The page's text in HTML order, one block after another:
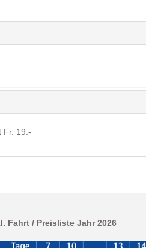
Fr. 19.-
Fahrt / Preisliste Jahr 2026